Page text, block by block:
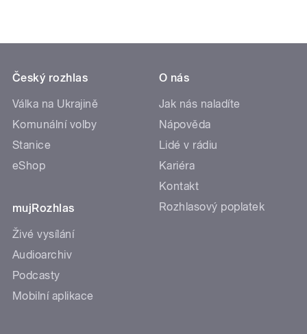
Český rozhlas
Válka na Ukrajině
Komunální volby
Stanice
eShop
mujRozhlas
Živé vysílání
Audioarchiv
Podcasty
Mobilní aplikace
O nás
Jak nás naladíte
Nápověda
Lidé v rádiu
Kariéra
Kontakt
Rozhlasový poplatek